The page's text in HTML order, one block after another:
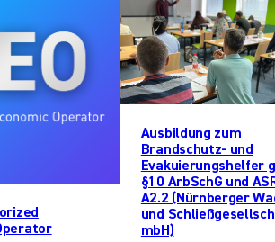
Ausbildung zum
Brandschutz- und
Evakuierungshelfer
§10 ArbSchG und
A2.2 (Nürnberger
und
mbH)